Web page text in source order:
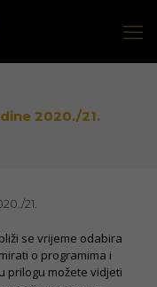
2020./21.
21.
se vrijeme odabira
o programima i
prilogu možete vidjeti